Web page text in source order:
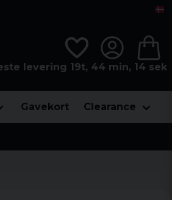
levering 19t, 44 min, 12 sek
Gavekort Clearance